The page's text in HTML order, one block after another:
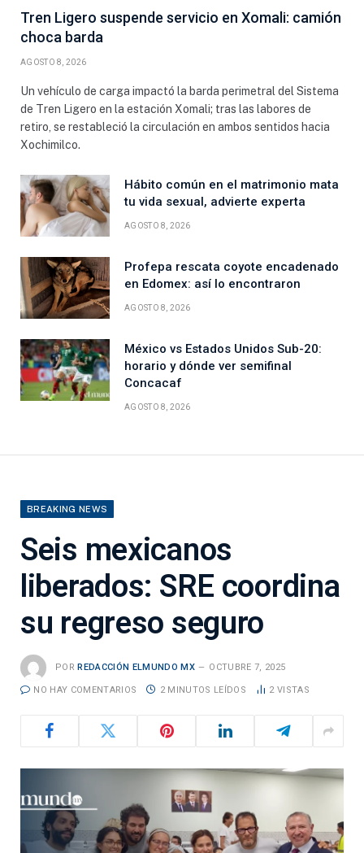
Tren Ligero suspende servicio en Xomali: camión
choca barda
AGOSTO 8, 2026
Un vehículo de carga impactó la barda perimetral del Sistema
de Tren Ligero en la estación Xomali; tras las labores de
retiro, se restableció la circulación en ambos sentidos hacia
Xochimilco.
Hábito común en el matrimonio mata
tu vida sexual, advierte experta
AGOSTO 8, 2026
Profepa rescata coyote encadenado
en Edomex: así lo encontraron
AGOSTO 8, 2026
México vs Estados Unidos Sub-20:
horario y dónde ver semifinal
Concacaf
AGOSTO 8, 2026
BREAKING NEWS
Seis mexicanos
liberados: SRE coordina
su regreso seguro
POR REDACCIÓN ELMUNDO MX OCTUBRE 7, 2025
NO HAY COMENTARIOS 2 MINUTOS LEÍDOS 2 VISTAS